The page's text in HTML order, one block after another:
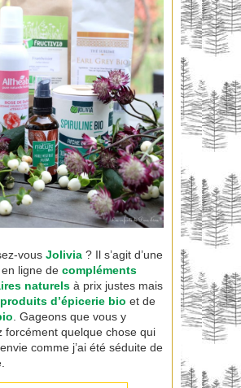
vous Jolivia ? Il s’agit d’une
ligne de compléments
naturels à prix justes mais
produits d’épicerie bio et de
. Gageons que vous y
forcément quelque chose qui
comme j’ai été séduite de